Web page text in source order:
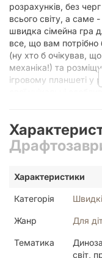
розрахунків, без
всього світу, а саме
швидка сімейна гра
все, що вам потрібно
(ну хто б очікував,
механіка!) та
ігровому планшеті у
динозаврів,
пускають його
далі по колу. Як
бути простіше?
випадковості у
якось мало
на південь від
розташування зірок
Характеристики
Категорія Швидкі
Жанр Для
Тематика
світ,